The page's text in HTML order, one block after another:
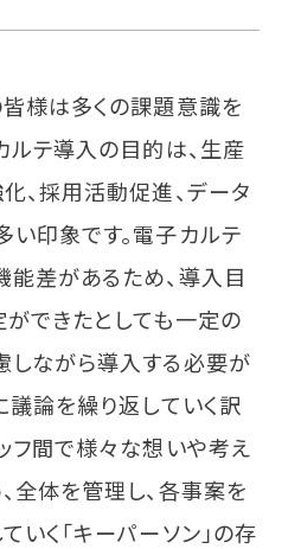
様は多くの課題意識を
ルテ導入の目的は、生産
、採用活動促進、データ
印象です。電子カルテ
差があるため、導入目
できたとしても一定の
ながら導入する必要が
議論を繰り返していく訳
フ間で様々な想いや考え
全体を管理し、各事案を
いく「キーパーソン」の存